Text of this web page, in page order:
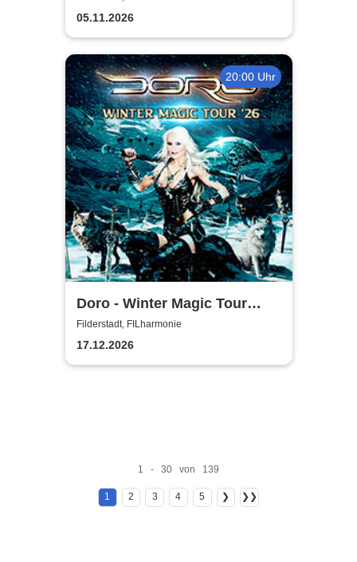
05.11.2026
20:00 Uhr
Doro - Winter Magic Tour
2026
Filderstadt, FILharmonie
17.12.2026
1 - 30 von 139
1 2 3 4 5 ❯ ❯❯